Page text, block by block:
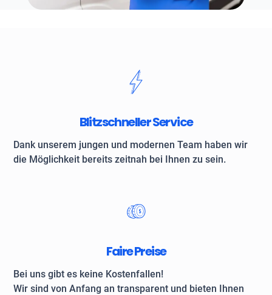
Blitzschneller Service
Dank unserem jungen und modernen Team haben wir
die Möglichkeit bereits zeitnah bei Ihnen zu sein.
Faire Preise
Bei uns gibt es keine Kostenfallen!
Wir sind von Anfang an transparent und bieten Ihnen